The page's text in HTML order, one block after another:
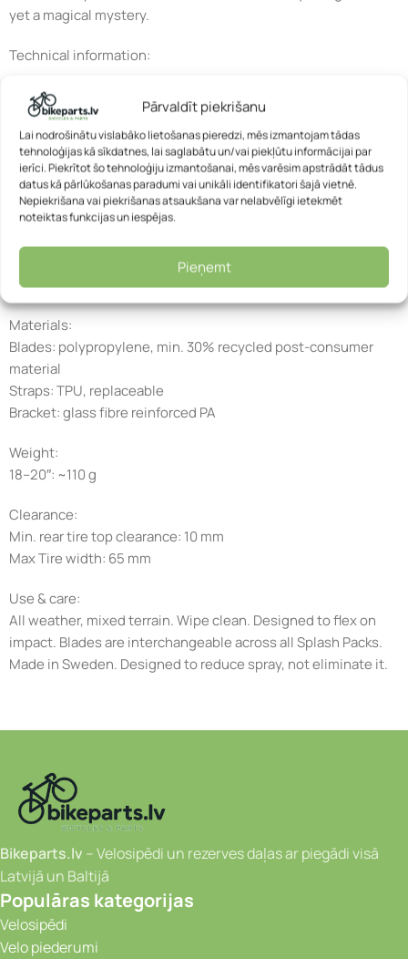
Pārvaldīt piekrišanu
Lai nodrošinātu vislabāko lietošanas pieredzi, mēs izmantojam tādas
tehnoloģijas kā sīkdatnes, lai saglabātu un/vai piekļūtu informācijai par
ierīci. Piekrītot šo tehnoloģiju izmantošanai, mēs varēsim apstrādāt tādus
datus kā pārlūkošanas paradumi vai unikāli identifikatori šajā vietnē.
Nepiekrišana vai piekrišanas atsaukšana var nelabvēlīgi ietekmēt
noteiktas funkcijas un iespējas.
Pieņemt
yet a magical mystery.
Technical information:
Size:
18–20″ (roughly ages 6–9)
Included:
Full Mudguard Set: Front blade with straps, Rear blade with
bracket and straps, Sticker Pack
Tool-free, strap-based. Installs in seconds. Adjustable
bracket fits different bike sizes.
Materials:
Blades: polypropylene, min. 30% recycled post-consumer
material
Straps: TPU, replaceable
Bracket: glass fibre reinforced PA
Weight:
18–20″: ~110 g
Clearance:
Min. rear tire top clearance: 10 mm
Max Tire width: 65 mm
Use & care:
All weather, mixed terrain. Wipe clean. Designed to flex on
impact. Blades are interchangeable across all Splash Packs.
Made in Sweden. Designed to reduce spray, not eliminate it.
Bikeparts.lv – Velosipēdi un rezerves daļas ar piegādi visā
Latvijā un Baltijā
Populāras kategorijas
Velosipēdi
Velo piederumi